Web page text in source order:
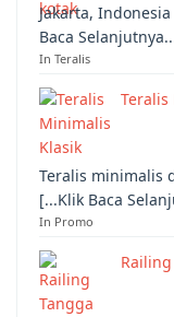
Jakarta,
Baca
In Teralis
Teralis minimalis
[...Klik Baca
In Promo